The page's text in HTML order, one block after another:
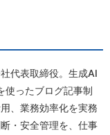
代表取締役。生成AI
使ったブログ記事制
、業務効率化を実務
・安全管理を、仕事